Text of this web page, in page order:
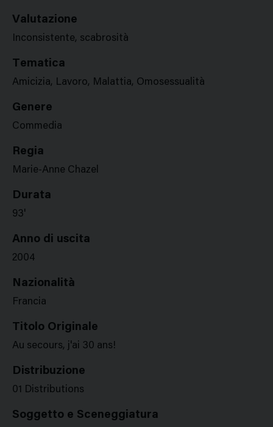
Valutazione
Inconsistente, scabrosità
Tematica
Amicizia, Lavoro, Malattia, Omosessualità
Genere
Commedia
Regia
Marie-Anne Chazel
Durata
93'
Anno di uscita
2004
Nazionalità
Francia
Titolo Originale
Au secours, j'ai 30 ans!
Distribuzione
01 Distributions
Soggetto e Sceneggiatura